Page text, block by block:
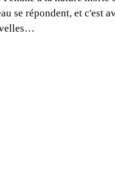
se répondent, et c'est